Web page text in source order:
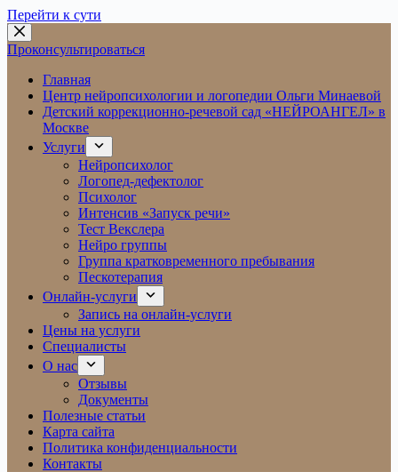
Перейти к сути
Проконсультироваться
Главная
Центр нейропсихологии и логопедии Ольги Минаевой
Детский коррекционно-речевой сад «НЕЙРОАНГЕЛ» в
Москве
Услуги
Нейропсихолог
Логопед-дефектолог
Психолог
Интенсив «Запуск речи»
Тест Векслера
Нейро группы
Группа кратковременного пребывания
Пескотерапия
Онлайн-услуги
Запись на онлайн-услуги
Цены на услуги
Специалисты
О нас
Отзывы
Документы
Полезные статьи
Карта сайта
Политика конфиденциальности
Контакты